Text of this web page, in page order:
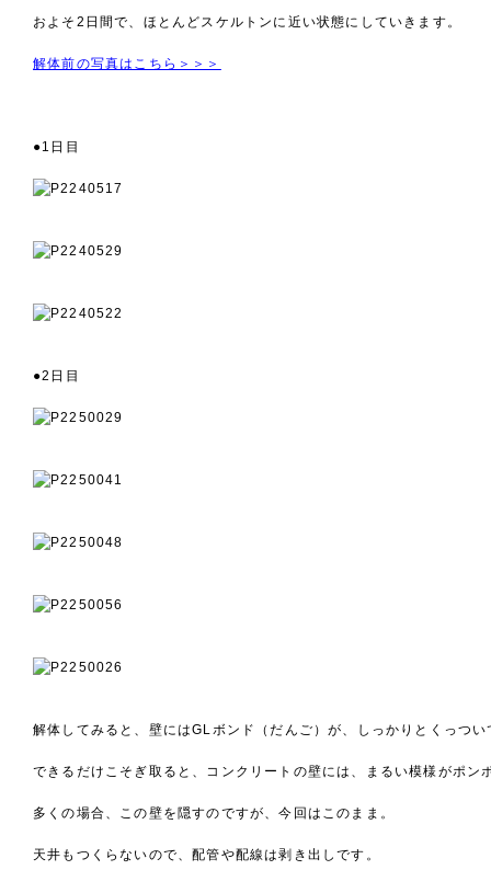
およそ2日間で、ほとんどスケルトンに近い状態にしていきます。
解体前の写真はこちら＞＞＞
●1日目
●2日目
解体してみると、壁にはGLボンド（だんご）が、しっかりとくっつ
できるだけこそぎ取ると、コンクリートの壁には、まるい模様がポン
多くの場合、この壁を隠すのですが、今回はこのまま。
天井もつくらないので、配管や配線は剥き出しです。